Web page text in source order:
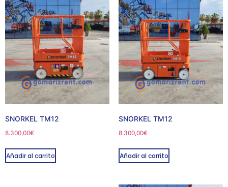
SNORKEL TM12
8.300,00€
Añadir al carrito
SNORKEL TM12
8.300,00€
Añadir al carrito